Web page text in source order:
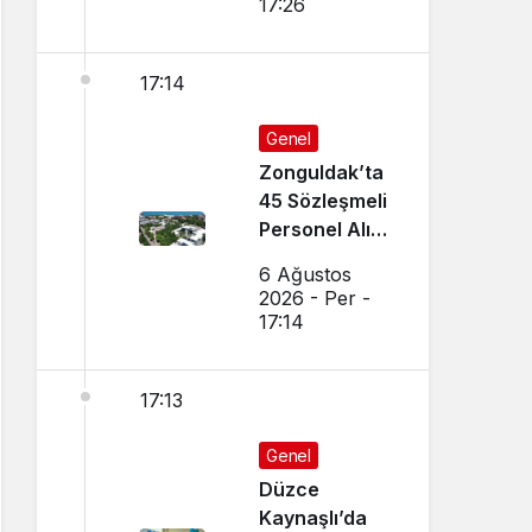
17:14
Genel
Zonguldak’ta
45 Sözleşmeli
Personel Alımı
6 Ağustos
2026 - Per -
17:14
17:13
Genel
Düzce
Kaynaşlı’da